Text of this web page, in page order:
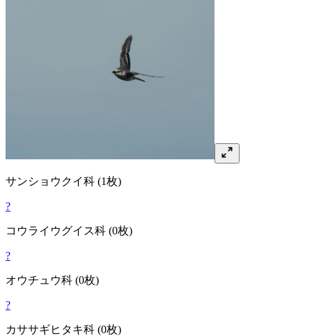
サンショウクイ科 (1枚)
?
コウライウグイス科 (0枚)
?
オウチュウ科 (0枚)
?
カササギヒタキ科 (0枚)